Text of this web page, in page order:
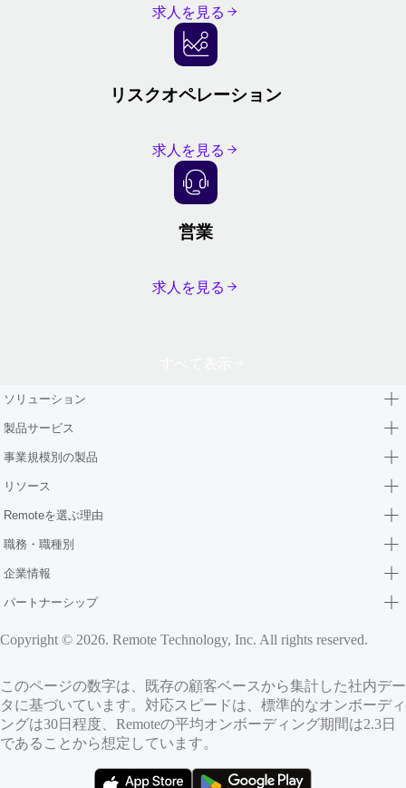
求人を見る
リスクオペレーション
求人を見る
営業
求人を見る
ソリューション
製品サービス
事業規模別の製品
リソース
Remoteを選ぶ理由
職務・職種別
企業情報
パートナーシップ
Copyright © 2026. Remote Technology, Inc. All rights reserved.
このページの数字は、既存の顧客ベースから集計した社内デー
タに基づいています。対応スピードは、標準的なオンボーディ
ングは30日程度、Remoteの平均オンボーディング期間は2.3日
であることから想定しています。